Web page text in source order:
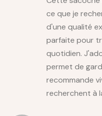
ce que je
d'une qualité
parfaite pour
quotidien.
permet de
recommande
recherchent à